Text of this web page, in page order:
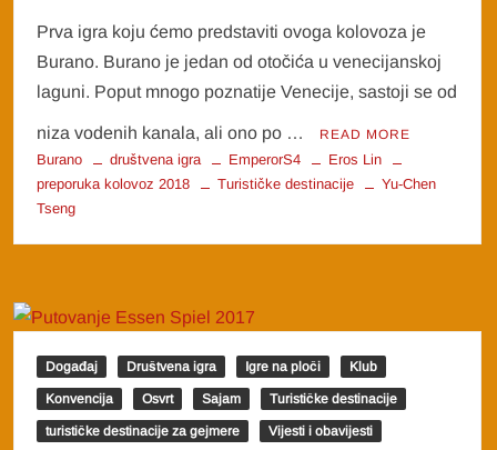
Prva igra koju ćemo predstaviti ovoga kolovoza je
Burano. Burano je jedan od otočića u venecijanskoj
laguni. Poput mnogo poznatije Venecije, sastoji se od
niza vodenih kanala, ali ono po … READ MORE
Burano društvena igra EmperorS4
Eros Lin
preporuka kolovoz 2018
Turističke destinacije
Yu-Chen
Tseng
Događaj Društvena igra Igre na ploči Klub
Konvencija Osvrt Sajam Turističke destinacije
turističke destinacije za gejmere Vijesti i obavijesti